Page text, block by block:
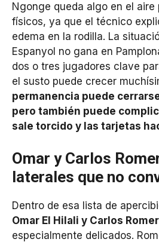
Ngonge queda algo en el aire
físicos, ya que el técnico
edema en la rodilla. La
Espanyol no gana en
dos o tres jugadores clave
el susto puede crecer
permanencia puede
pero también puede
sale torcido y las tarjetas
Omar y Carlos
laterales que no
Dentro de esa lista de
Omar El Hilali y Carlos
especialmente delicados.